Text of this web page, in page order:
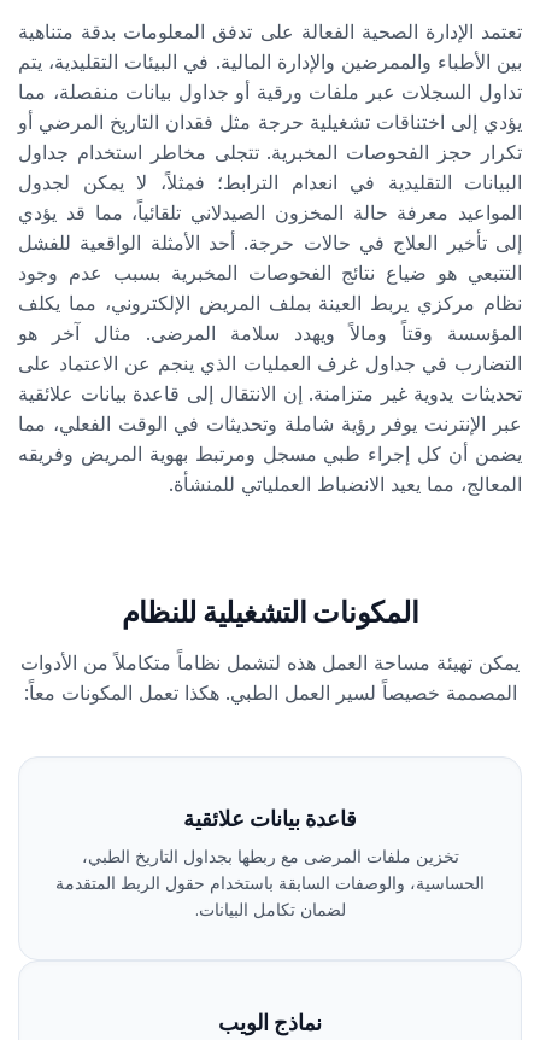
تعتمد الإدارة الصحية الفعالة على تدفق المعلومات بدقة متناهية
بين الأطباء والممرضين والإدارة المالية. في البيئات التقليدية، يتم
تداول السجلات عبر ملفات ورقية أو جداول بيانات منفصلة، مما
يؤدي إلى اختناقات تشغيلية حرجة مثل فقدان التاريخ المرضي أو
تكرار حجز الفحوصات المخبرية. تتجلى مخاطر استخدام جداول
البيانات التقليدية في انعدام الترابط؛ فمثلاً، لا يمكن لجدول
المواعيد معرفة حالة المخزون الصيدلاني تلقائياً، مما قد يؤدي
إلى تأخير العلاج في حالات حرجة. أحد الأمثلة الواقعية للفشل
التتبعي هو ضياع نتائج الفحوصات المخبرية بسبب عدم وجود
نظام مركزي يربط العينة بملف المريض الإلكتروني، مما يكلف
المؤسسة وقتاً ومالاً ويهدد سلامة المرضى. مثال آخر هو
التضارب في جداول غرف العمليات الذي ينجم عن الاعتماد على
تحديثات يدوية غير متزامنة. إن الانتقال إلى قاعدة بيانات علائقية
عبر الإنترنت يوفر رؤية شاملة وتحديثات في الوقت الفعلي، مما
يضمن أن كل إجراء طبي مسجل ومرتبط بهوية المريض وفريقه
المعالج، مما يعيد الانضباط العملياتي للمنشأة.
المكونات التشغيلية للنظام
يمكن تهيئة مساحة العمل هذه لتشمل نظاماً متكاملاً من الأدوات
المصممة خصيصاً لسير العمل الطبي. هكذا تعمل المكونات معاً:
قاعدة بيانات علائقية
تخزين ملفات المرضى مع ربطها بجداول التاريخ الطبي،
الحساسية، والوصفات السابقة باستخدام حقول الربط المتقدمة
لضمان تكامل البيانات.
نماذج الويب